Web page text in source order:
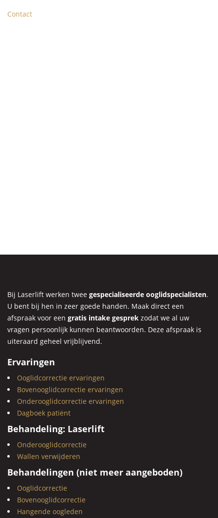
Contact
Bij Laserlift werken twee gespecialiseerde ooglidspecialisten.
U bent bij hen in zeer goede handen. Maak direct een
afspraak voor een gratis intake gesprek zodat we al uw
vragen persoonlijk kunnen beantwoorden. Deze afspraak is
uiteraard geheel vrijblijvend.
Ervaringen
Ooglidcorrectie ervaringen
Bovenooglidcorrectie ervaringen
Onderooglidcorrectie ervaringen
Dagboek patiënt
Behandeling: Laserlift
Onderooglidcorrectie
Wallen verwijderen
Behandelingen (niet meer aangeboden)
Ooglidcorrectie
Bovenooglidcorrectie
Hangende oogleden